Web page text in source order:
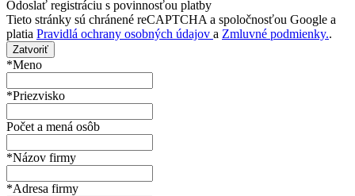
Odoslať registráciu s povinnosťou platby
Tieto stránky sú chránené reCAPTCHA a spoločnosťou Google a
platia Pravidlá ochrany osobných údajov a Zmluvné podmienky..
Zatvoriť
*Meno
*Priezvisko
Počet a mená osôb
*Názov firmy
*Adresa firmy